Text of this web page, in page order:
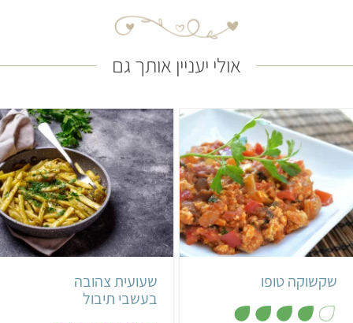
אולי יעניין אותך גם
קל 25 דקות
2 מנות צפון אפריקאי
שקשוקה טופו
קל
שעועית צהובה
בעשבי תיבול